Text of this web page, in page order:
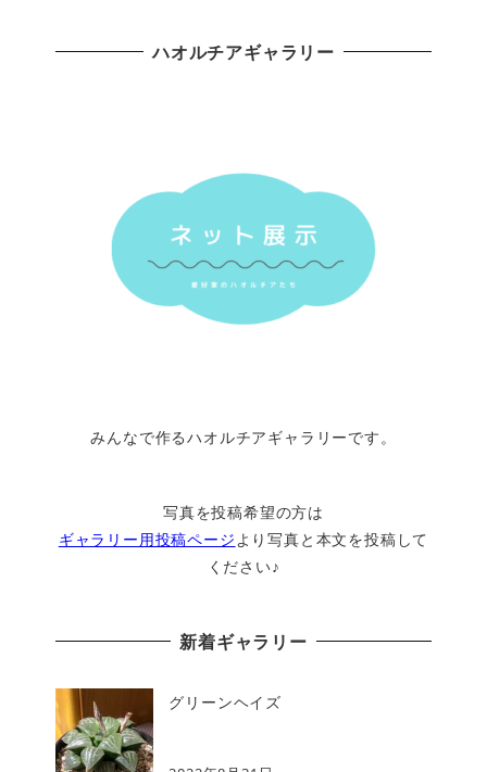
ハオルチアギャラリー
みんなで作るハオルチアギャラリーです。
写真を投稿希望の方は
ギャラリー用投稿ページ より写真と本文を投稿して
ください♪
新着ギャラリー
グリーンヘイズ